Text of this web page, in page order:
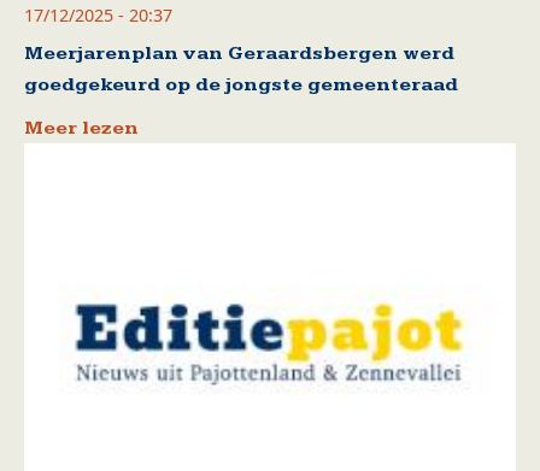
17/12/2025 - 20:37
Meerjarenplan van Geraardsbergen werd
goedgekeurd op de jongste gemeenteraad
Meer lezen